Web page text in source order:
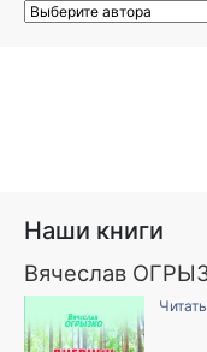
Наши книги
Вячеслав